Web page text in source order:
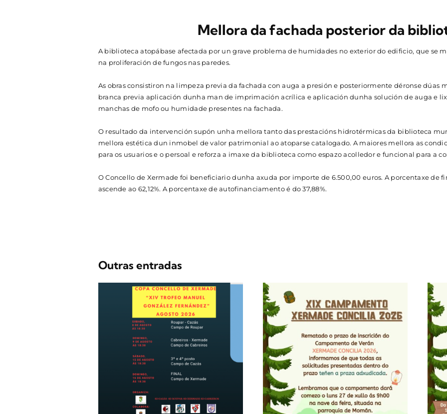
Mellora da fachada posterior da
A biblioteca atopábase afectada por un grave problema de humidades no exterior do edificio, que se
na proliferación de fungos nas paredes.
As obras consistiron na limpeza previa da fachada con auga a presión e posteriormente déronse dúas
branca previa aplicación dunha man de imprimación acrílica e aplicación dunha solución de auga e
manchas de mofo ou humidade presentes na fachada.
O resultado da intervención supón unha mellora tanto das prestacións hidrotérmicas da biblioteca
mellora estética dun inmobel de valor patrimonial ao atoparse catalogado. A maiores mellora as
para os usuarios e o persoal e reforza a imaxe da biblioteca como espazo acolledor e funcional para a
O Concello de Xermade foi beneficiario dunha axuda por importe de 6.500,00 euros. A porcentaxe de
ascende ao 62,12%. A porcentaxe de autofinanciamento é do 37,88%.
Outras entradas